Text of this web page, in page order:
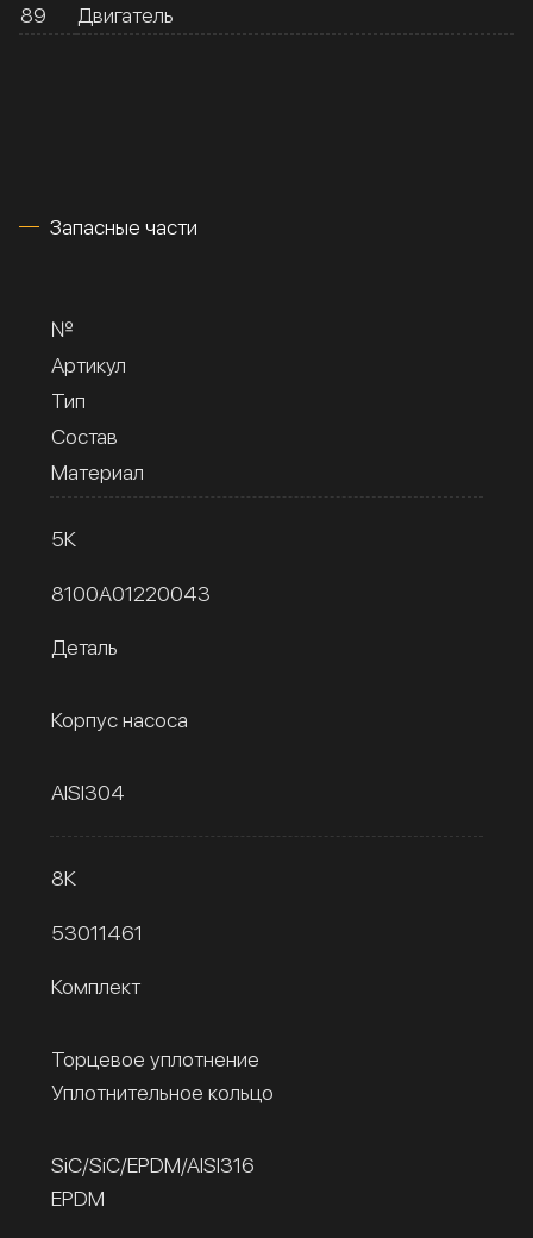
89
Двигатель
Запасные части
№
Артикул
Тип
Состав
Материал
5К
8100A01220043
Деталь
Корпус насоса
AISI304
8К
53011461
Комплект
Торцевое уплотнение
Уплотнительное кольцо
SiC/SiC/EPDM/AISI316
EPDM